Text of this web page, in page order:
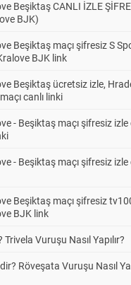
Beşiktaş CANLI İZLE
BJK)
Beşiktaş maçı şifresiz S
BJK link
Beşiktaş ücretsiz izle,
canlı linki
- Beşiktaş maçı şifresiz izle
- Beşiktaş maçı şifresiz izle
Beşiktaş maçı şifresiz
BJK link
Vuruşu Nasıl Yapılır?
Röveşata Vuruşu Nasıl